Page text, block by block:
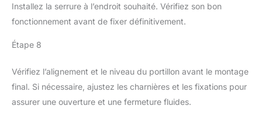
Installez la serrure à l’endroit souhaité. Vérifiez son bon
fonctionnement avant de fixer définitivement.
Étape 8
Vérifiez l’alignement et le niveau du portillon avant le montage
final. Si nécessaire, ajustez les charnières et les fixations pour
assurer une ouverture et une fermeture fluides.